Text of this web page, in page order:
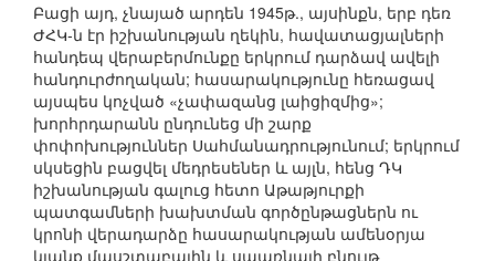
Բացի այդ, չնայած արդեն 1945թ., այսինքն, երբ դեռ
ԺՀԿ-ն էր իշխանության ղեկին, հավատացյալների
հանդեպ վերաբերմունքը երկրում դարձավ ավելի
հանդուրժողական; հասարակությունը հեռացավ
այսպես կոչված «չափազանց լաիցիզմից»;
խորհրդարանն ընդունեց մի շարք
փոփոխություններ Սահմանադրությունում; երկրում
սկսեցին բացվել մեդրեսեներ և այլն, հենց ԴԿ
իշխանության գալուց հետո Աթաթյուրքի
պատգամների խախտման գործընթացներն ու
կրոնի վերադարձը հասարակության ամենօրյա
կյանք մասշտաբային և սպառնալի բնույթ